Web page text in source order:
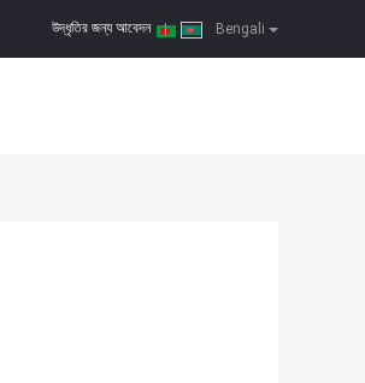
Bengali
উদ্ধৃতির জন্য আবেদন |